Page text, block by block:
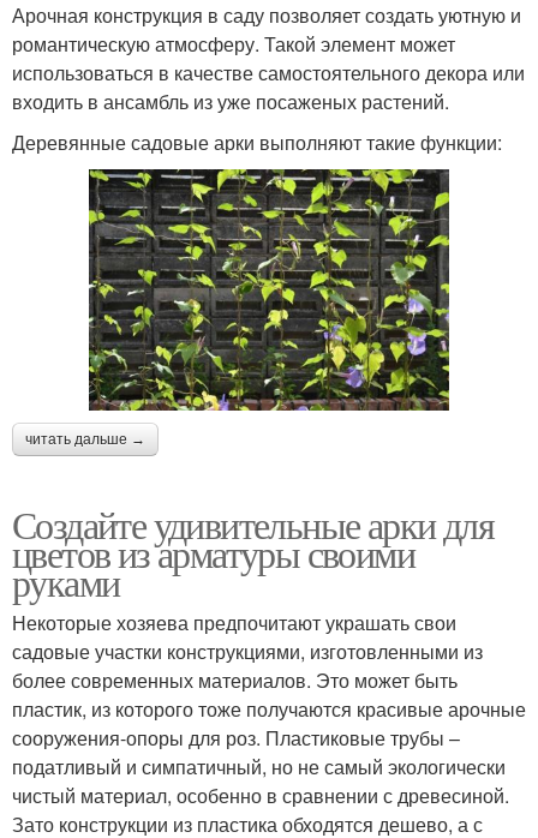
Арочная конструкция в саду позволяет создать уютную и
романтическую атмосферу. Такой элемент может
использоваться в качестве самостоятельного декора или
входить в ансамбль из уже посаженых растений.
Деревянные садовые арки выполняют такие функции:
читать дальше →
Создайте удивительные арки для
цветов из арматуры своими
руками
Некоторые хозяева предпочитают украшать свои
садовые участки конструкциями, изготовленными из
более современных материалов. Это может быть
пластик, из которого тоже получаются красивые арочные
сооружения-опоры для роз. Пластиковые трубы –
податливый и симпатичный, но не самый экологически
чистый материал, особенно в сравнении с древесиной.
Зато конструкции из пластика обходятся дешево, а с